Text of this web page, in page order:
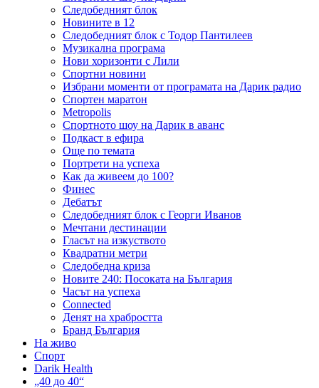
Следобедният блок
Новините в 12
Следобедният блок с Тодор Пантилеев
Музикална програма
Нови хоризонти с Лили
Спортни новини
Избрани моменти от програмата на Дарик радио
Спортен маратон
Metropolis
Спортното шоу на Дарик в аванс
Подкаст в ефира
Още по темата
Портрети на успеха
Как да живеем до 100?
Финес
Дебатът
Следобедният блок с Георги Иванов
Мечтани дестинации
Гласът на изкуството
Квадратни метри
Следобедна криза
Новите 240: Посоката на България
Часът на успеха
Connected
Денят на храбростта
Бранд България
На живо
Спорт
Darik Health
„40 до 40“